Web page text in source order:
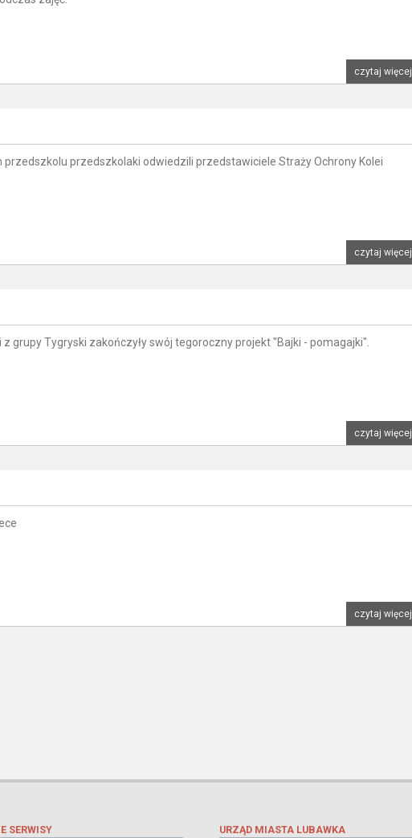
czytaj więcej
przedszkolu przedszkolaki odwiedzili przedstawiciele Straży Ochrony Kolei
czytaj więcej
z grupy Tygryski zakończyły swój tegoroczny projekt "Bajki - pomagajki".
czytaj więcej
czytaj więcej
SERWISY URZĄD MIASTA LUBAWKA